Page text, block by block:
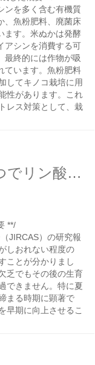
ンを多く含む有機質
、魚粉肥料、廃菌床
ます。米ぬかは発酵
アシンを消費する可
最終的には作物が吸
ています。魚粉肥料
してキノコ栽培に用
性があります。これ
レス対策として、栽
植物は見えない程の干ばつでリン酸を大量に使用しているかもしれない
**/
JIRCAS）の研究報
しおれない程度の
ことが分かりまし
乏でもその後の生育
できません。特に夏
まる時期に顕著で
早期に向上させるこ